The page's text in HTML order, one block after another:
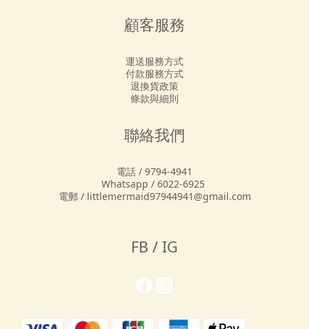
顧客服務
運送服務方式
付款服務方式
退換貨政策
條款與細則
聯絡我們
電話 / 9794-4941
Whatsapp / 6022-6925
電郵 / littlemermaid97944941@gmail.com
FB / IG